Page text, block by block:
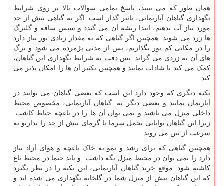
همان طور که می بینید، پاسخ تمامی سوالات بالا بر روی شرایط
نگهداری گیاهان آپارتمانی، تاثیر گذار است. اگر به گیاهی بیش از حد
مورد نیاز آب بدهیم، ابتدا ریشه آن می گندد و سپس ساقه و گلبرگ
ها زرد می شوند. همچنین اگر گیاهی که به مقدار زیادی نور نیاز دارد
را در مکانی کم نور بگذاریم، پس از مدتی پژمرده می شود و برگ
های آن به زردی می گراید. پس دقت به شرایط نگهداری این گیاهان،
کمک می کند تا شاداب بمانند و همچنین تکثیر آن ها را امکان پذیر می
کند.
نکته دیگری که وجود دارد این است که بعضی گیاهان می توانند در
آپارتمان بمانند و بعضی دیگر نه. گیاهان آپارتمانی، مخصوص محیط
داخلی منزل می باشند و نمی توان آن ها را در باغچه حیاط کاشت.
زیرا این گیاهان توانایی تحمل سرما یا گرمای بیش از حد را ندارنو به
سرعت از بین می روند.
همچنین گیاهی که برای رشد و نمو به خاک باغچه و هوای آزاد نیاز
دارد را نمی توان در محیط منزل نگه داشت. و باید حتما در محیط باغ
کاشته شود. موقع خرید گیاهان آپارتمانی، این نکته را در نظر بگیرد
که این گیاهان پیش از منزل شما در گلخانه نگهداری می شده اند و